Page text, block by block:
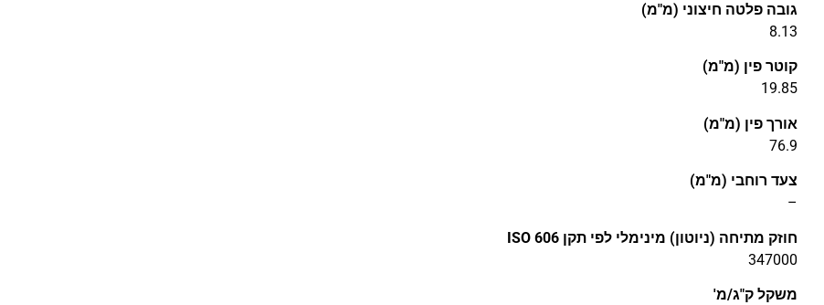
גובה פלטה חיצוני (מ"מ)
8.13
קוטר פין (מ"מ)
19.85
אורך פין (מ"מ)
76.9
צעד רוחבי (מ"מ)
–
חוזק מתיחה (ניוטון) מינימלי לפי תקן ISO 606
347000
משקל ק"ג/מ'